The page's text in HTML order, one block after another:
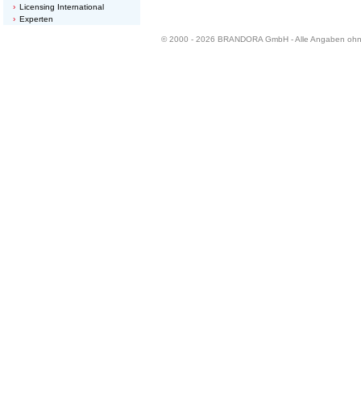
Licensing International
Experten
© 2000 - 2026 BRANDORA GmbH - Alle Angaben